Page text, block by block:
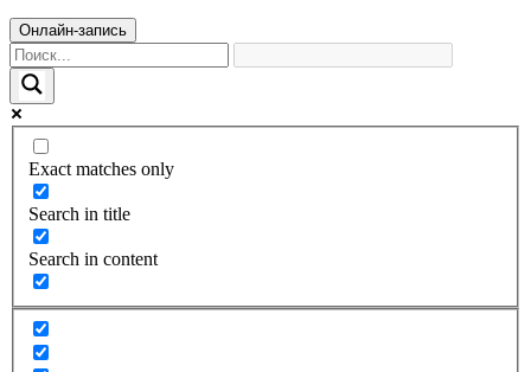
Онлайн-запись
Exact matches only
Search in title
Search in content